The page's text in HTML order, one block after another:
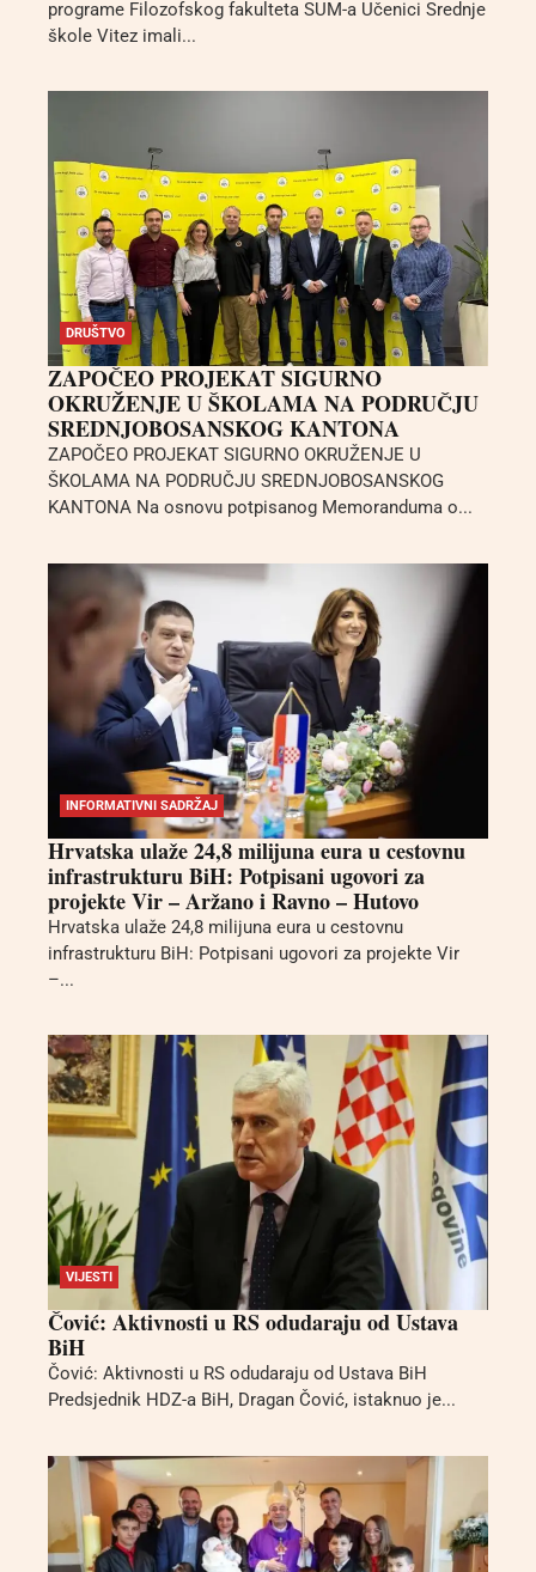
programe Filozofskog fakulteta SUM-a Učenici Srednje
škole Vitez imali...
DRUŠTVO
ZAPOČEO PROJEKAT SIGURNO
OKRUŽENJE U ŠKOLAMA NA PODRUČJU
SREDNJOBOSANSKOG KANTONA
ZAPOČEO PROJEKAT SIGURNO OKRUŽENJE U
ŠKOLAMA NA PODRUČJU SREDNJOBOSANSKOG
KANTONA Na osnovu potpisanog Memoranduma o...
INFORMATIVNI SADRŽAJ
Hrvatska ulaže 24,8 milijuna eura u cestovnu
infrastrukturu BiH: Potpisani ugovori za
projekte Vir – Aržano i Ravno – Hutovo
Hrvatska ulaže 24,8 milijuna eura u cestovnu
infrastrukturu BiH: Potpisani ugovori za projekte Vir
–...
VIJESTI
Čović: Aktivnosti u RS odudaraju od Ustava
BiH
Čović: Aktivnosti u RS odudaraju od Ustava BiH
Predsjednik HDZ-a BiH, Dragan Čović, istaknuo je...